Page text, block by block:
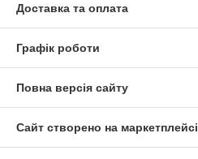
Доставка та оплата
Графік роботи
Повна версія сайту
Сайт створено на маркетплейсі